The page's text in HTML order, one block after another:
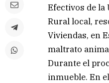
Efectivos de la
Rural local,
Viviendas, en
maltrato
Durante el
inmueble. En